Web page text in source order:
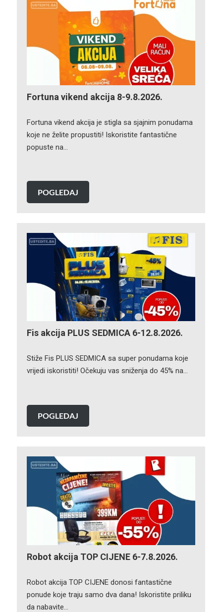
Fortuna vikend akcija 8-9.8.2026.
Fortuna vikend akcija je stigla sa sjajnim ponudama
koje ne želite propustiti! Iskoristite fantastične
popuste na…
POGLEDAJ
Fis akcija PLUS SEDMICA 6-12.8.2026.
Stiže Fis PLUS SEDMICA sa super ponudama koje
vrijedi iskoristiti! Očekuju vas sniženja do 45% na…
POGLEDAJ
Robot akcija TOP CIJENE 6-7.8.2026.
Robot akcija TOP CIJENE donosi fantastične
ponude koje traju samo dva dana! Iskoristite priliku
da nabavite…